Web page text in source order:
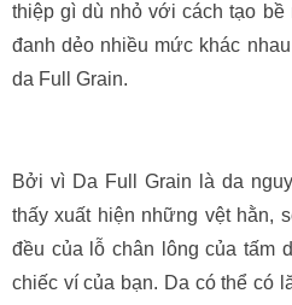
thiệp gì dù nhỏ với cách tạo
đanh dẻo nhiều mức khác
da Full Grain.
Bởi vì Da Full Grain là da
thấy xuất hiện những vệt hằn,
đều của lỗ chân lông của tấm
chiếc ví của bạn. Da có thể có